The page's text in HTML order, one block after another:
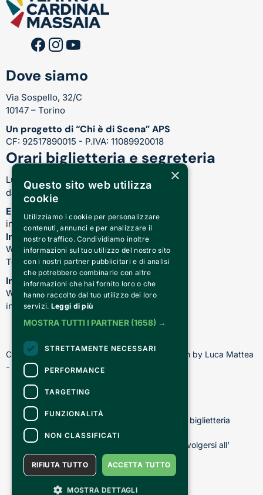
Dove siamo
Via Sospello, 32/C
10147 – Torino
Un progetto di “Chi è di Scena” APS
CF: 92517890015 - P.IVA: 11089920018
Orari biglietteria e segreteria
Lunedì-Venerdì:
dalle 17.00 alle 21.00
Email
info@teatrocardinalmassaia.com
Informazioni su spettacoli e teatro
WhatsApp: 344 410 4477
Telefono: 011 221 6128
Informazioni sui nostri corsi
WhatsApp: 392 150 5130 -
info@chiediscena.torino.it
Copyright © 2026 - All rights reserved - Design by Luca Mattea
- Made in Turin with
Per informazioni e supporto all'acquisto della biglietteria
Clicca qui
Per informazioni sul programma e l'evento, rivolgersi all'
organizzatore.
Dichiarazione di accessibilità
×
Questo sito web utilizza
cookie
Utilizziamo i cookie per personalizzare
contenuti, annunci e per analizzare il
nostro traffico. Condividiamo inoltre
informazioni sul tuo utilizzo del nostro sito
con i nostri partner pubblicitari e di analisi
che potrebbero combinarle con altre
informazioni che hai fornito loro o che
hanno raccolto dal tuo utilizzo dei loro
servizi. Leggi di più
MOSTRA TUTTI I PARTNER (1658) →
STRETTAMENTE NECESSARI
PERFORMANCE
TARGETING
FUNZIONALITÀ
NON CLASSIFICATI
ACCETTA TUTTO
RIFIUTA TUTTO
MOSTRA DETTAGLI